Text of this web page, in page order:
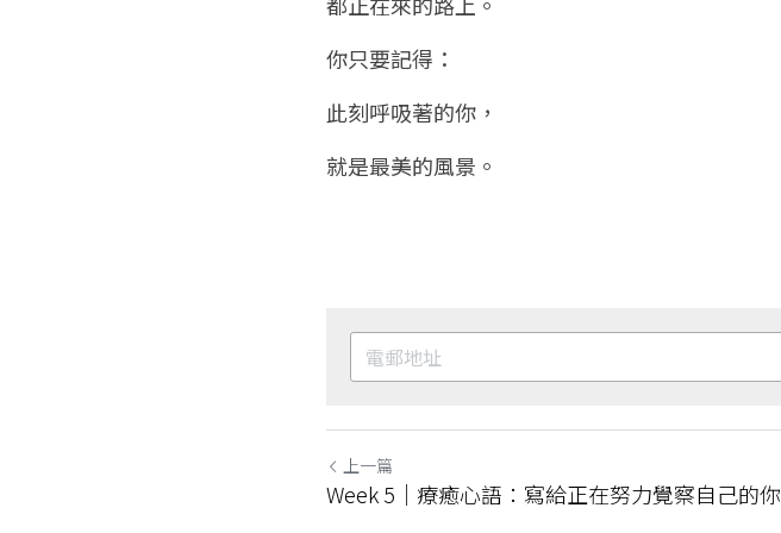
你只要記得：
此刻呼吸著的你，
就是最美的風景。
上一篇
Week 5｜療癒心語：寫給正在努力覺察自己的你